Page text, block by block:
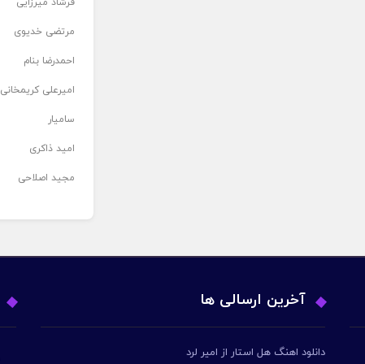
مرتضی خدیوی
احمدرضا بنام
امیرعلی کریمخانی
سامیار
امید ذاکری
مجید اصلاحی
آخرین ارسالی ها
دانلود اهنگ هل استار از امیر لرد